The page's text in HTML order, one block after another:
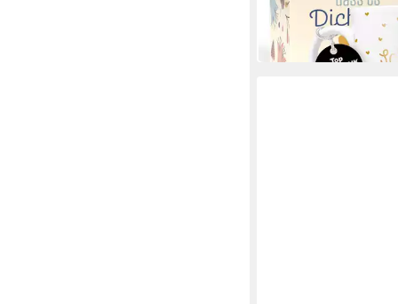
-25%
in 2-3 Werktagen bei dir